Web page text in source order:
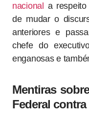
nacional a
de mudar o
anteriores e
chefe do
enganosas e
Mentiras
Federal